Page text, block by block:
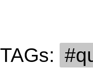
TAGs: